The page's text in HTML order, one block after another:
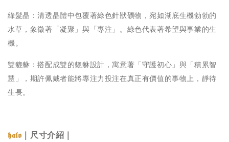
綠髮晶：清透晶體中包覆著綠色針狀礦物，宛如湖底生機勃勃的
水草，象徵著「凝聚」與「專注」。綠色代表著希望與事業的生
機。
雙貔貅：搭配成雙的貔貅設計，寓意著「守護初心」與「積累智
慧」，期許佩戴者能將專注力投注在真正有價值的事物上，靜待
生長。
𝖍𝖆𝖑𝖔 ｜尺寸介紹｜